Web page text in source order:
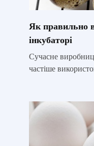
Як правильно
інкубаторі
Сучасне
частіше